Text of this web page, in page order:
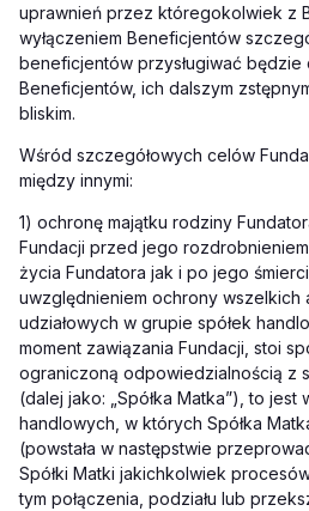
uprawnień przez któregokolwiek z
wyłączeniem Beneficjentów
beneficjentów przysługiwać
Beneficjentów, ich dalszym
bliskim.
Wśród szczegółowych celów
między innymi:
1) ochronę majątku rodziny
Fundacji przed jego
życia Fundatora jak i po jego
uwzględnieniem ochrony wszelkich
udziałowych w grupie spółek
moment zawiązania Fundacji, stoi
ograniczoną odpowiedzialnością z
(dalej jako: „Spółka Matka”), to jest
handlowych, w których Spółka
(powstała w następstwie
Spółki Matki jakichkolwiek
tym połączenia, podziału lub